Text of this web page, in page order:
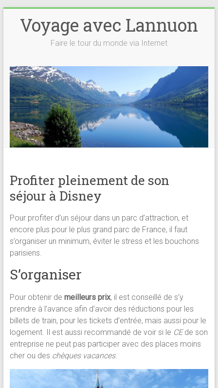
Voyage avec Lannuon
Faire le tour du monde via Internet
Profiter pleinement de son
séjour à Disney
Pour profiter d’un séjour dans un parc d’attraction, et
encore plus pour le plus grand parc de France, il faut
s’organiser un minimum, éviter le stress et les bouchons
parisiens.
S’organiser
Pour obtenir de meilleurs prix, il est conseillé de s’y
prendre à l’avance afin d’avoir des réductions pour les
billets de train, pour les tickets d’entrée, mais aussi pour le
logement. Il est aussi recommandé de voir si le CEde son
entreprise ne peut pas participer avec des places moins
cher ou des chèques vacances.